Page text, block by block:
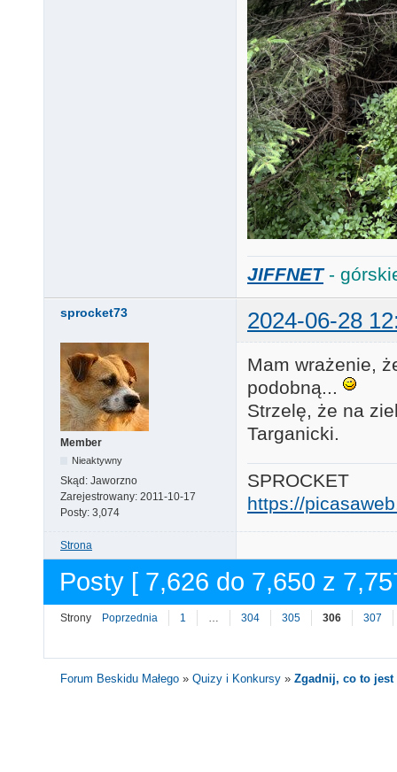
JIFFNET-
sprocket73 2024-06-28
Member
Nieaktywny
Skąd: Jaworzno
Zarejestrowany: 2011-10-17
Posty: 3,074
Mam wrażenie,
podobną...
Strzelę, że na
Targanicki.
SPROCKET
https://
Strona
Posty [ 7,626 do 7,650 z
Strony Poprzednia 1 … 304 305 306 307
Forum Beskidu Małego »Quizy i Konkursy »Zgadnij, co to